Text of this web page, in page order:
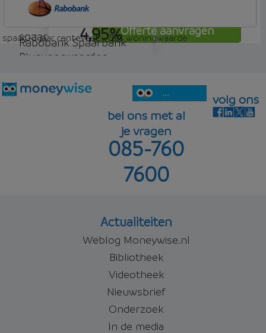
Offerte aanvragen
4,95%
Offerte aanvragen
spaar
4,98%
Offerte aanvragen
Rabobank Spaarbank
Plusvoorwaarden
spaar
5,00%
spaar - 1 jaar rentevast - 75% woningwaarde
...
bel ons met al
je vragen
085-760
7600
volg ons
Actualiteiten
Weblog Moneywise.nl
Bibliotheek
Videotheek
Nieuwsbrief
Onderzoek
In de media